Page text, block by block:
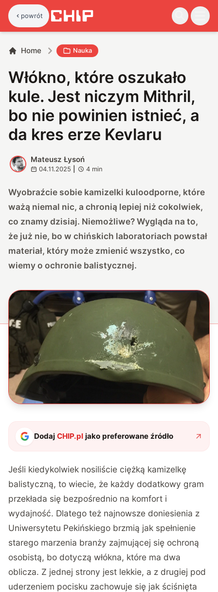
powrót
Home Nauka
Włókno, które oszukało
kule. Jest niczym Mithril,
bo nie powinien istnieć, a
da kres erze Kevlaru
M
Mateusz Łysoń
04.11.2025 4 min
Wyobraźcie sobie kamizelki kuloodporne, które
ważą niemal nic, a chronią lepiej niż cokolwiek,
co znamy dzisiaj. Niemożliwe? Wygląda na to,
że już nie, bo w chińskich laboratoriach powstał
materiał, który może zmienić wszystko, co
wiemy o ochronie balistycznej.
DodajCHIP.pl jako preferowane źródło
Jeśli kiedykolwiek nosiliście ciężką kamizelkę
balistyczną, to wiecie, że każdy dodatkowy gram
przekłada się bezpośrednio na komfort i
wydajność. Dlatego też najnowsze doniesienia z
Uniwersytetu Pekińskiego brzmią jak spełnienie
starego marzenia branży zajmującej się ochroną
osobistą, bo dotyczą włókna, które ma dwa
oblicza. Z jednej strony jest lekkie, a z drugiej pod
uderzeniem pocisku zachowuje się jak ściśnięta